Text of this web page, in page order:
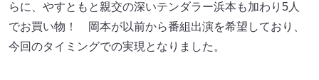
らに、やすともと親交の深いテンダラー浜本も加わり5人
でお買い物！ 岡本が以前から番組出演を希望しており、
今回のタイミングでの実現となりました。